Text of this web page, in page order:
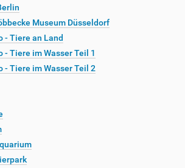
Museum Düsseldorf
- Tiere an Land
- Tiere im Wasser Teil 1
- Tiere im Wasser Teil 2